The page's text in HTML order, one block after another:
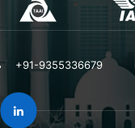
+91-9355336679